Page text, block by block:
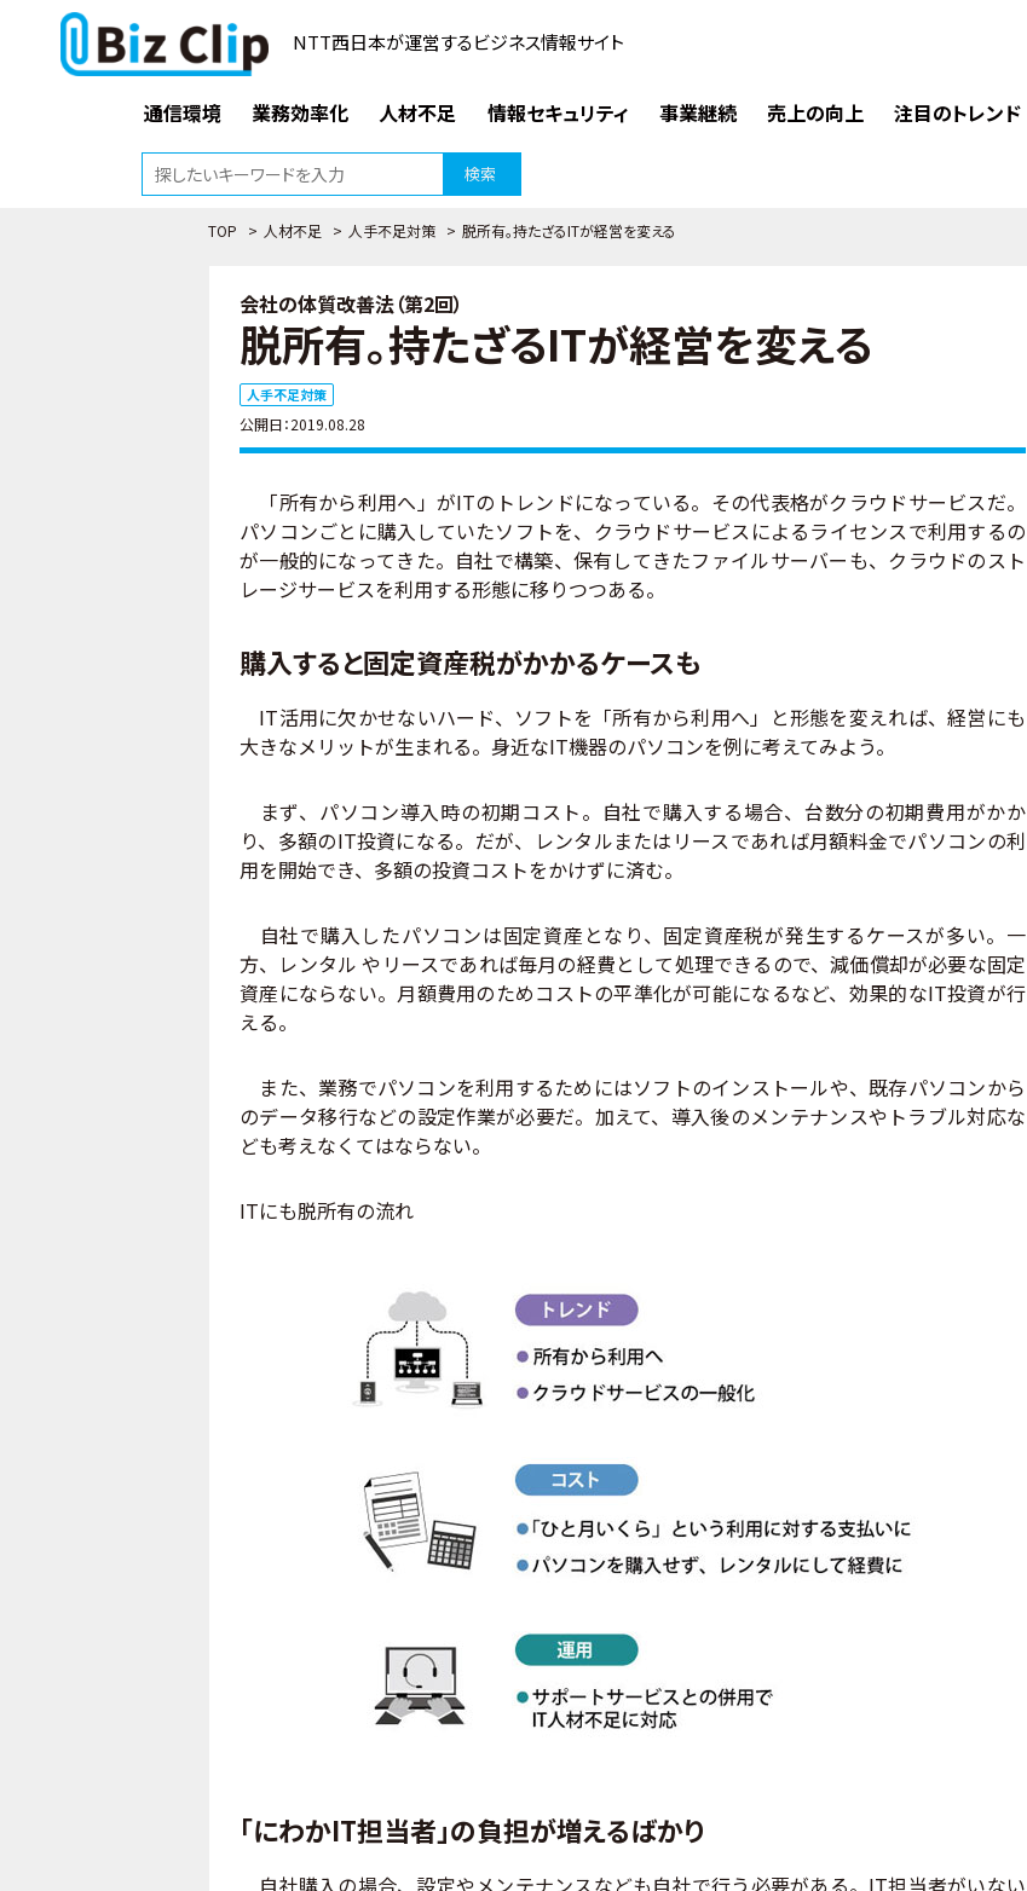
NTT西日本が運営するビジネス情報サイト
通信環境 業務効率化 人材不足 情報セキュリティ 事業継続 売上の向上 注目のトレンド
検索
TOP > 人材不足 > 人手不足対策 > 脱所有。持たざるITが経営を変える
会社の体質改善法（第2回）
脱所有。持たざるITが経営を変える
人手不足対策
公開日：2019.08.28
「所有から利用へ」がITのトレンドになっている。その代表格がクラウドサービスだ。
パソコンごとに購入していたソフトを、クラウドサービスによるライセンスで利用するの
が一般的になってきた。自社で構築、保有してきたファイルサーバーも、クラウドのスト
レージサービスを利用する形態に移りつつある。
購入すると固定資産税がかかるケースも
IT活用に欠かせないハード、ソフトを「所有から利用へ」と形態を変えれば、経営にも
大きなメリットが生まれる。身近なIT機器のパソコンを例に考えてみよう。
まず、パソコン導入時の初期コスト。自社で購入する場合、台数分の初期費用がかか
り、多額のIT投資になる。だが、レンタルまたはリースであれば月額料金でパソコンの利
用を開始でき、多額の投資コストをかけずに済む。
自社で購入したパソコンは固定資産となり、固定資産税が発生するケースが多い。一
方、レンタル やリースであれば毎月の経費として処理できるので、減価償却が必要な固定
資産にならない。月額費用のためコストの平準化が可能になるなど、効果的なIT投資が行
える。
また、業務でパソコンを利用するためにはソフトのインストールや、既存パソコンから
のデータ移行などの設定作業が必要だ。加えて、導入後のメンテナンスやトラブル対応な
ども考えなくてはならない。
ITにも脱所有の流れ
「にわかIT担当者」の負担が増えるばかり
自社購入の場合、設定やメンテナンスなども自社で行う必要がある。IT担当者がいない